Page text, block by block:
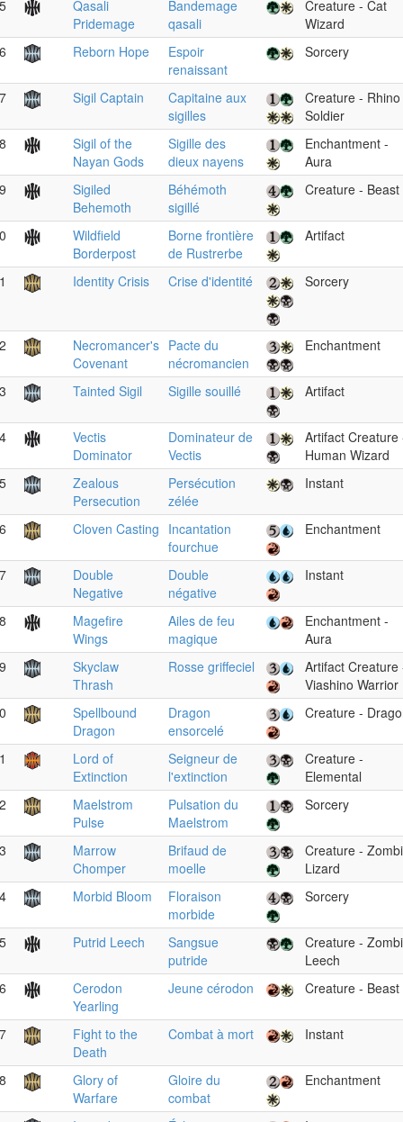
Qasali
Pridemage
Bandemage
qasali
Creature - Cat
Wizard
Reborn Hope
Espoir
renaissant
Sorcery
Sigil Captain
Capitaine aux
sigilles
Creature - Rhino
Soldier
Sigil of the
Nayan Gods
Sigille des
dieux nayens
Enchantment -
Aura
Sigiled
Behemoth
Béhémoth
sigillé
Creature - Beast
Wildfield
Borderpost
Borne frontière
de Rustrerbe
Artifact
Identity Crisis Crise d'identité Sorcery
Necromancer's
Covenant
Pacte du
nécromancien
Enchantment
Tainted Sigil Sigille souillé Artifact
Vectis
Dominator
Dominateur de
Vectis
Artifact Creature
Human Wizard
Zealous
Persecution
Persécution
zélée
Instant
Cloven Casting Incantation
fourchue
Enchantment
Double
Negative
Double
négative
Instant
Magefire
Wings
Ailes de feu
magique
Enchantment -
Aura
Skyclaw
Thrash
Rosse griffeciel
Artifact Creature
Viashino Warrior
Spellbound
Dragon
Dragon
ensorcelé
Creature -
Lord of
Extinction
Seigneur de
l'extinction
Creature -
Elemental
Maelstrom
Pulse
Pulsation du
Maelstrom
Sorcery
Marrow
Chomper
Brifaud de
moelle
Creature -
Lizard
Morbid Bloom
Floraison
morbide
Sorcery
Putrid Leech
Sangsue
putride
Creature -
Leech
Cerodon
Yearling
Jeune cérodon Creature - Beast
Fight to the
Death
Combat à mort Instant
Glory of
Warfare
Gloire du
combat
Enchantment